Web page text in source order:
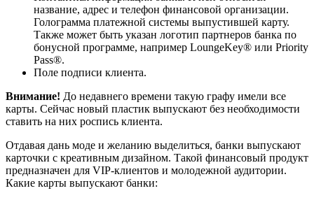
название, адрес и телефон финансовой организации.
Голограмма платежной системы выпустившей карту.
Также может быть указан логотип партнеров банка по
бонусной программе, например LoungeKey® или Priority
Pass®.
Поле подписи клиента.
Внимание! До недавнего времени такую графу имели все
карты. Сейчас новый пластик выпускают без необходимости
ставить на них роспись клиента.
Отдавая дань моде и желанию выделиться, банки выпускают
карточки с креативным дизайном. Такой финансовый продукт
предназначен для VIP-клиентов и молодежной аудитории.
Какие карты выпускают банки: